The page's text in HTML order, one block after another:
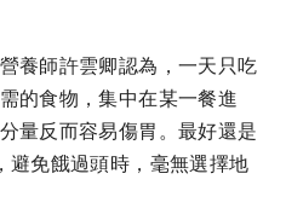
養師許雲卿認為，一天只吃
的食物，集中在某一餐進
量反而容易傷胃。最好還是
避免餓過頭時，毫無選擇地